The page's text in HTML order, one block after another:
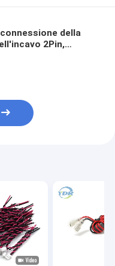
della
2Pin,